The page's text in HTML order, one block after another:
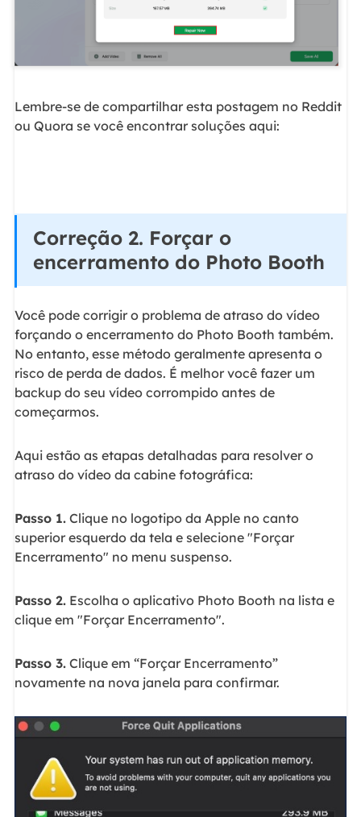
Lembre-se de compartilhar esta postagem no Reddit
ou Quora se você encontrar soluções aqui:
Correção 2. Forçar o
encerramento do Photo Booth
Você pode corrigir o problema de atraso do vídeo
forçando o encerramento do Photo Booth também.
No entanto, esse método geralmente apresenta o
risco de perda de dados. É melhor você fazer um
backup do seu vídeo corrompido antes de
começarmos.
Aqui estão as etapas detalhadas para resolver o
atraso do vídeo da cabine fotográfica:
Passo 1.Clique no logotipo da Apple no canto
superior esquerdo da tela e selecione "Forçar
Encerramento" no menu suspenso.
Passo 2.Escolha o aplicativo Photo Booth na lista e
clique em "Forçar Encerramento".
Passo 3.Clique em “Forçar Encerramento”
novamente na nova janela para confirmar.